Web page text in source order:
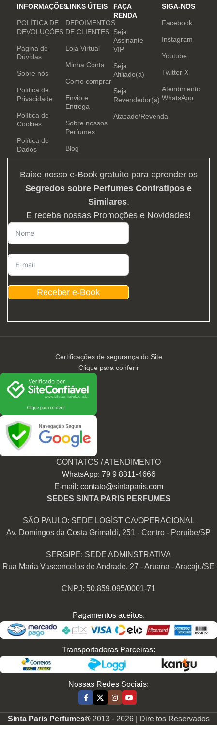
e determinação.
INFORMAÇÕES
POLÍTICA DE
DEVOLUÇÕES
Página de
Dúvidas
Sobre nós
Política de
Privacidade
Política de
Cookies
Política de
Dados
LINKS ÚTEIS
DEPOIMENTOS
DE CLIENTES
Loja Virtual
Minha Conta
Como comprar
Envio e
Entrega
Sobre nossos
Perfumes
Blog
FAÇA
RENDA
Seja
Assinante
VIP
Seja
Afiliado(a)
Seja
Revendedor(a)
Atacado/Revenda
SIGA-NOS
Facebook
Instagram
Youtube
Twitter X
Atendimento
WhatsApp
Baixe nosso e-Book gratuito para aprender os
Segredos sobre Perfumes Contratipos e
Similares.
E receba nossas Promoções e Novidades!
Receber e-Book
Certificações de segurança do Site
Clique para conferir
CONTATOS / ATENDIMENTO
WhatsApp: 79 9 8811-4666
E-mail: contato@sintaparis.com
SEDES SINTA PARIS PERFUMES
SÃO PAULO: SEDE LOGÍSTICA/OPERACIONAL
Av. Domingos da Costa Grimaldi, 251 - Centro - Peruíbe/SP
SERGIPE: SEDE ADMINSTRATIVA
Rua Maria Vasconcelos de Andrade, 27 - Aruana - Aracaju/SE
CNPJ: 50.859.095/0001-71
Pagamentos aceitos:
Transportadoras Parceiras:
Nossas Redes Sociais:
Sinta Paris Perfumes® 2013 - 2026 | Direitos Reservados